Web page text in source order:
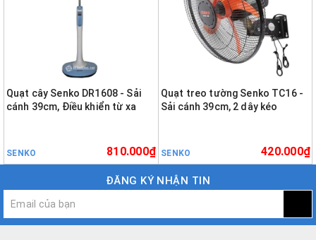
Quạt cây Senko DR1608 - Sải
cánh 39cm, Điều khiển từ xa
SENKO 810.000₫
Quạt treo tường Senko TC16 -
Sải cánh 39cm, 2 dây kéo
SENKO 420.000₫
ĐĂNG KÝ NHẬN TIN